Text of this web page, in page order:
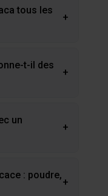
tous les
+
t-il des
+
un
+
: poudre,
+